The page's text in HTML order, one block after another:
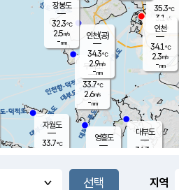
풍도
무의도
33.7℃
2.6m/s
-mm
영흥도
자월도
33.7℃
장봉도
32.3℃
2.5m/s
-mm
대부도
34.3
35.3℃
3.1 m/s
-mm
인천(공)
34.3℃
2.9m/s
-mm
인천
34.1℃
2.3m/s
-mm
지역